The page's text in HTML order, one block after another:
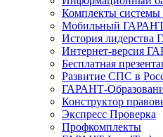
Комплекты
Мобильный
История лидерства
Интернет-версия
Бесплатная
Развитие СПС в
ГАРАНТ-
Конструктор
Экспресс Проверка
Профкомплекты